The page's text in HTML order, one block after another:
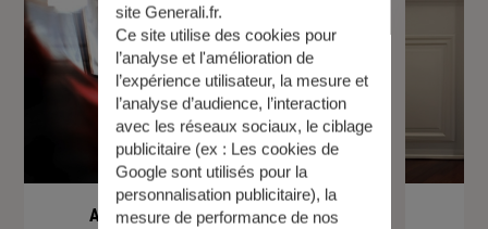
Assurance de prêt immobilier
site Generali.fr.
Ce site utilise des cookies pour
l’analyse et l'amélioration de
l’expérience utilisateur, la mesure et
l’analyse d’audience, l’interaction
avec les réseaux sociaux, le ciblage
publicitaire (ex : Les cookies de
Google sont utilisés pour la
personnalisation publicitaire), la
mesure de performance de nos